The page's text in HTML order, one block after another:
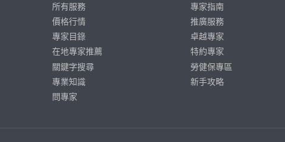
所有服務
價格行情
專家目錄
在地專家推薦
關鍵字搜尋
專業知識
問專家
專家指南
推廣服務
卓越專家
特約專家
勞健保專區
新手攻略